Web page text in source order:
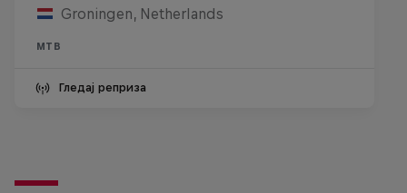
Groningen, Netherlands
MTB
Гледај реприза